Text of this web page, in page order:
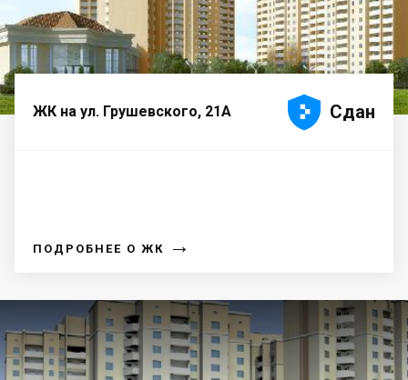
ЖК на ул. Грушевского, 21А 



 Сдан
ПОДРОБНЕЕ О ЖК →